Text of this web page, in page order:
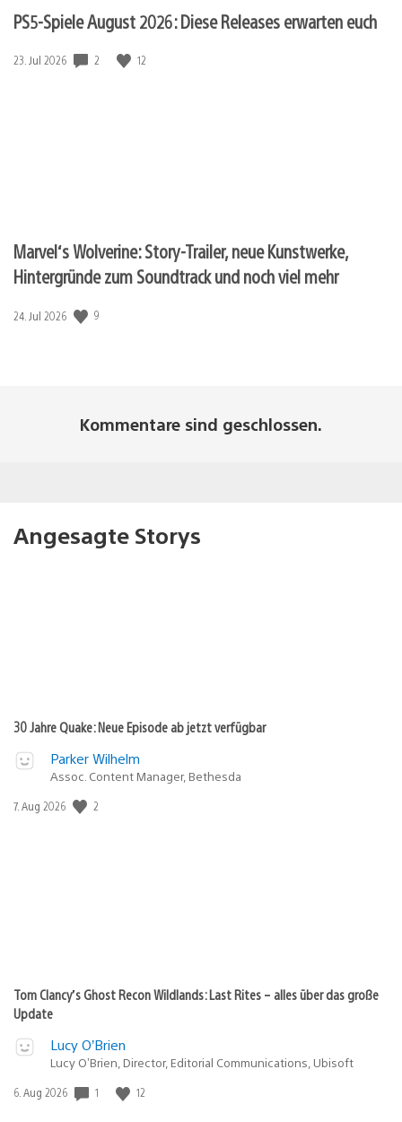
PS5-Spiele August 2026: Diese Releases erwarten euch
Veröffentlichungsdatum:
23. Jul 2026 2 12
Marvel‘s Wolverine: Story-Trailer, neue Kunstwerke,
Hintergründe zum Soundtrack und noch viel mehr
Veröffentlichungsdatum:
24. Jul 2026 9
Kommentare sind geschlossen.
Angesagte Storys
30 Jahre Quake: Neue Episode ab jetzt verfügbar
Parker Wilhelm
Assoc. Content Manager, Bethesda
Veröffentlichungsdatum:
7. Aug 2026 2
Tom Clancy’s Ghost Recon Wildlands: Last Rites – alles über das große
Update
Lucy O’Brien
Lucy O’Brien, Director, Editorial Communications, Ubisoft
Veröffentlichungsdatum:
6. Aug 2026 1 12